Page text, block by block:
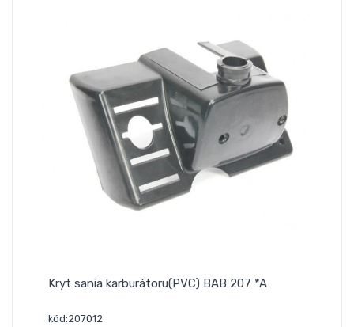
Kryt sania karburátoru(PVC) BAB 207 *A
kód:207012